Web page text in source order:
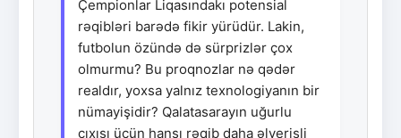
Çempionlar Liqasındakı potensial
rəqibləri barədə fikir yürüdür. Lakin,
futbolun özündə də sürprizlər çox
olmurmu? Bu proqnozlar nə qədər
realdır, yoxsa yalnız texnologiyanın bir
nümayişidir? Qalatasarayın uğurlu
çıxışı üçün hansı rəqib daha əlverişli